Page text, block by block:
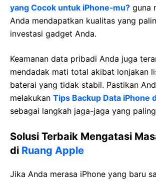
yang Cocok untuk iPhone‑mu? guna
Anda mendapatkan kualitas yang
investasi gadget Anda.
Keamanan data pribadi Anda juga
mendadak mati total akibat lonjakan
baterai yang tidak stabil. Pastikan
melakukan Tips Backup Data iPhone
sebagai langkah jaga-jaga yang
Solusi Terbaik Mengatasi
di Ruang Apple
Jika Anda merasa iPhone yang baru